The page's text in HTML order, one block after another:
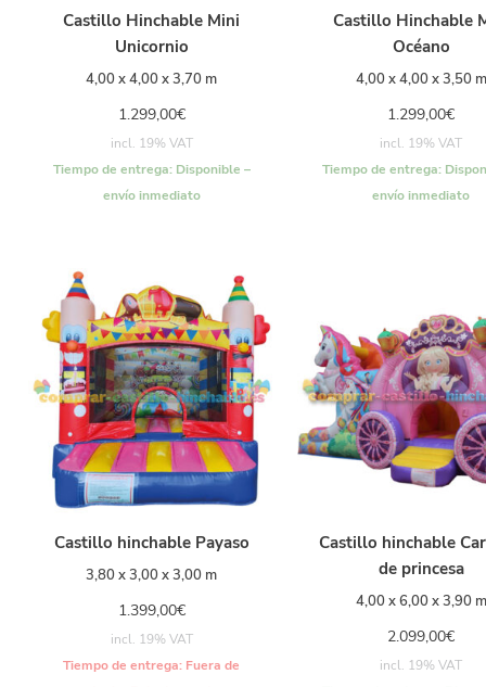
Castillo Hinchable Mini
Unicornio
4,00 x 4,00 x 3,70 m
1.299,00€
incl. 19% VAT
Tiempo de entrega: Disponible –
envío inmediato
Castillo Hinchable
Océano
4,00 x 4,00 x 3,50 m
1.299,00€
incl. 19% VAT
Tiempo de entrega:
envío inmediato
Castillo hinchable Payaso
3,80 x 3,00 x 3,00 m
1.399,00€
incl. 19% VAT
Tiempo de entrega: Fuera de
Castillo hinchable
de princesa
4,00 x 6,00 x 3,90 m
2.099,00€
incl. 19% VAT